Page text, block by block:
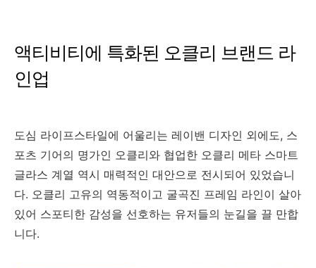
액티비티에 특화된 오클리 브랜드 라
인업
도심 라이프스타일에 어울리는 레이밴 디자인 외에도, 스
포츠 기어의 명가인 오클리와 협업한 오클리 메타 스마트
글라스 계열 역시 매력적인 대안으로 전시되어 있었습니
다. 오클리 고유의 역동적이고 굴곡진 프레임 라인이 살아
있어 스포티한 감성을 선호하는 유저들의 눈길을 끌 만합
니다.